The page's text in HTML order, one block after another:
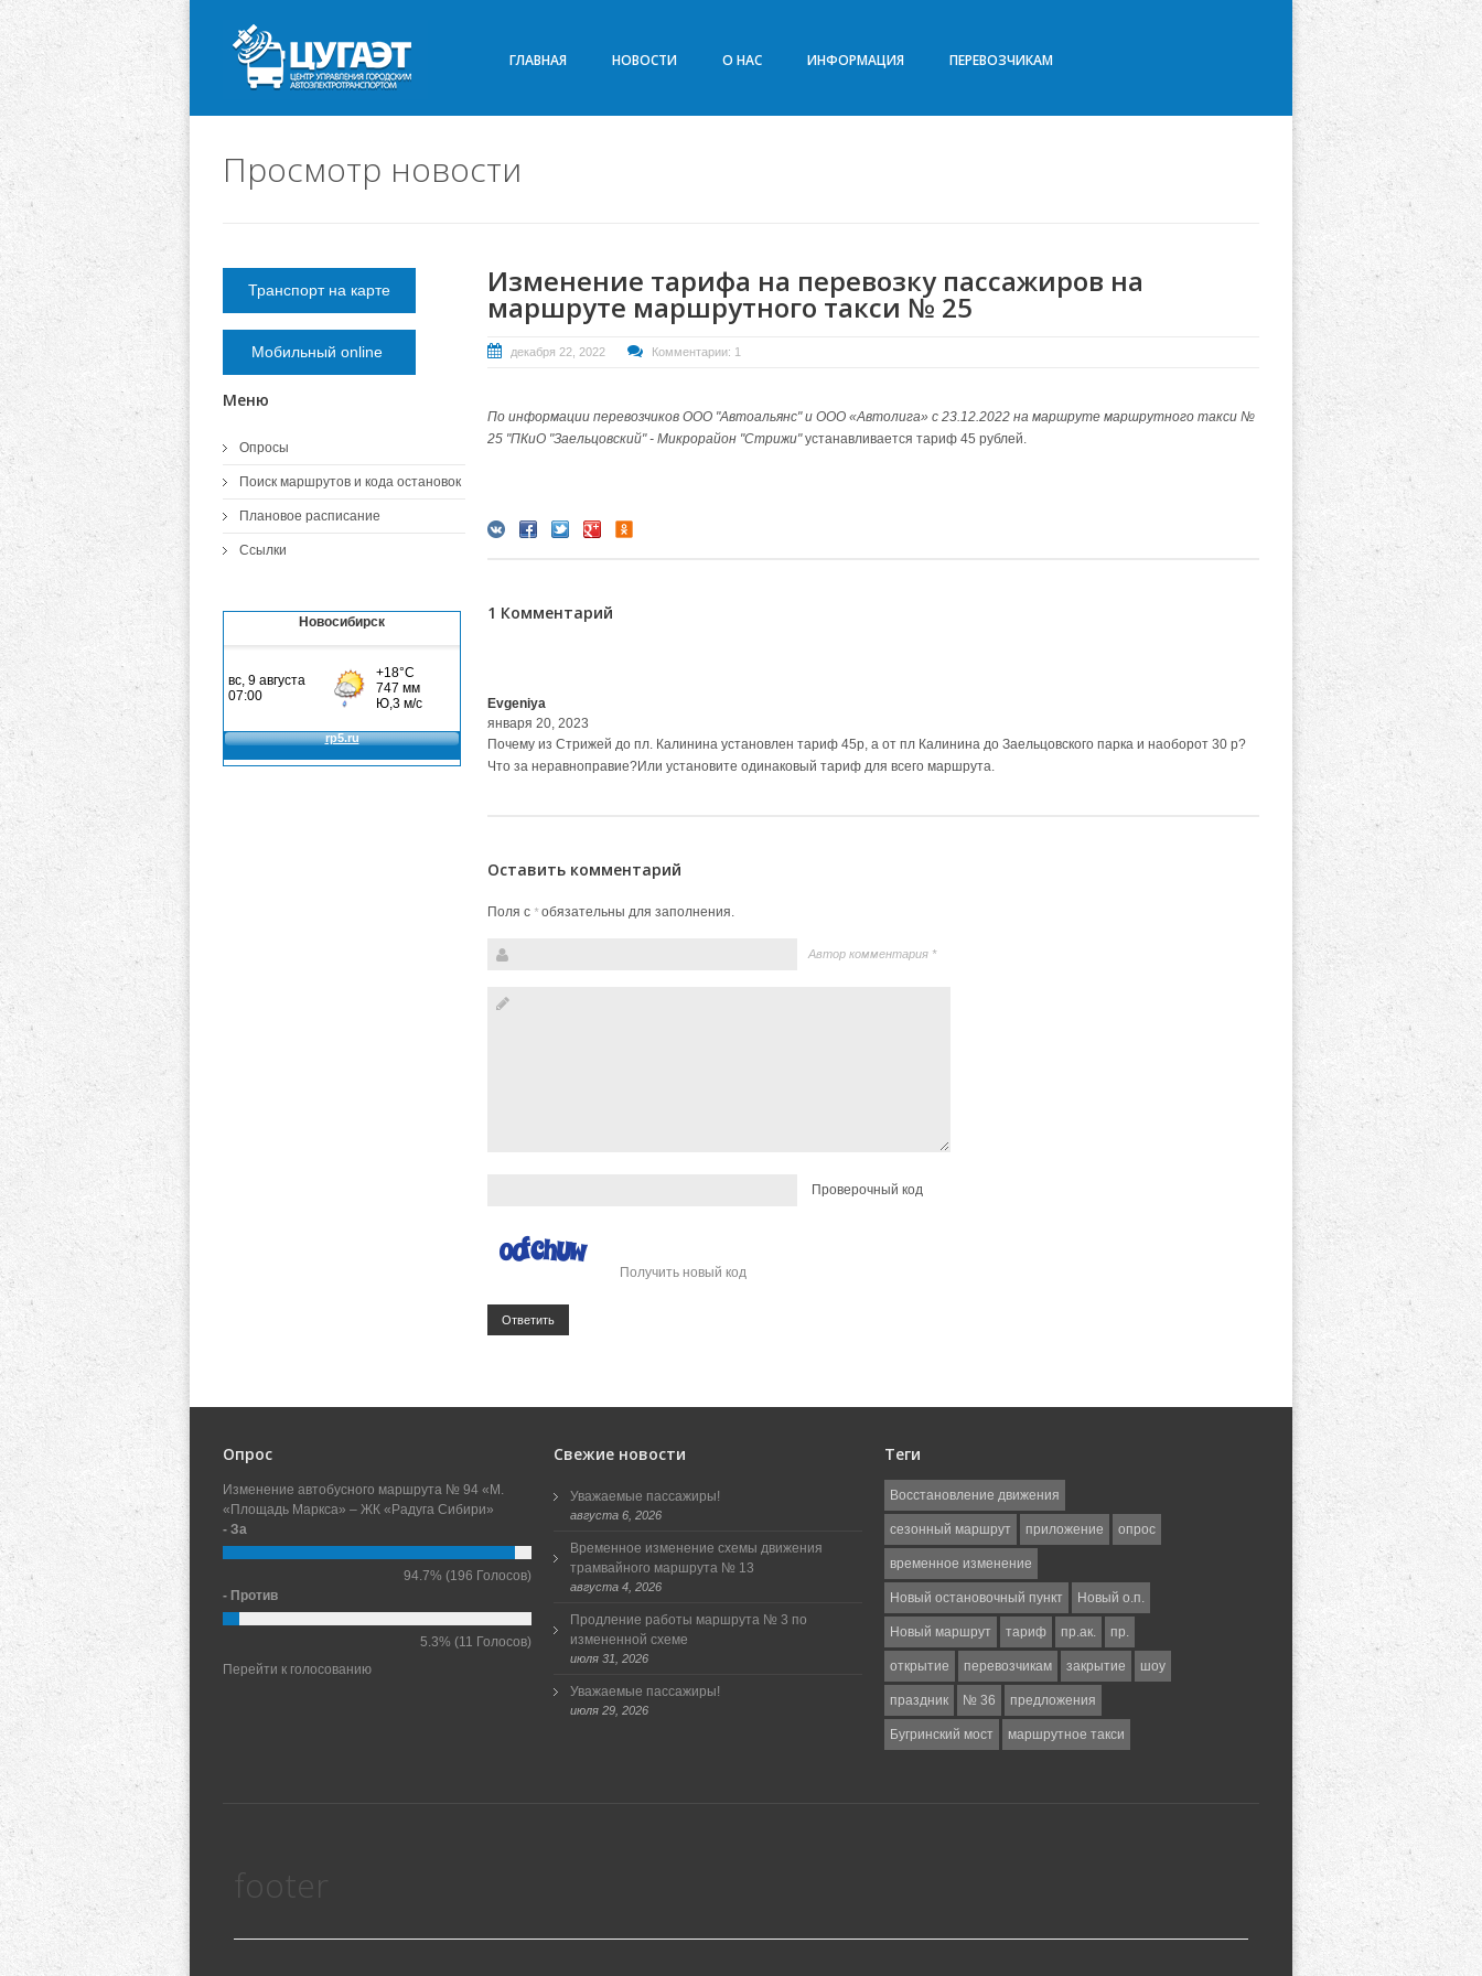
ГЛАВНАЯ НОВОСТИ О НАС ИНФОРМАЦИЯ ПЕРЕВОЗЧИКАМ
Просмотр новости
Изменение тарифа на перевозку пассажиров на
маршруте маршрутного такси № 25
декабря 22, 2022 Комментарии: 1
По информации перевозчиков ООО "Автоальянс" и ООО «Автолига» с 23.12.2022 на маршруте маршрутного такси №
25 "ПКиО "Заельцовский" - Микрорайон "Стрижи"устанавливается тариф 45 рублей.
1 Комментарий
Evgeniya
января 20, 2023
Почему из Стрижей до пл. Калинина установлен тариф 45р, а от пл Калинина до Заельцовского парка и наоборот 30 р?
Что за неравноправие?Или установите одинаковый тариф для всего маршрута.
Оставить комментарий
Поля с *обязательны для заполнения.
Автор комментария *
Проверочный код
Получить новый код
Ответить
Транспорт на карте
Мобильный online
Меню
Опросы
Поиск маршрутов и кода остановок
Плановое расписание
Ссылки
Новосибирск
Опрос
Изменение автобусного маршрута № 94 «М.
«Площадь Маркса» – ЖК «Радуга Сибири»
- За
94.7% (196 Голосов)
- Против
5.3% (11 Голосов)
Перейти к голосованию
Свежие новости
Уважаемые пассажиры!
августа 6, 2026
Временное изменение схемы движения
трамвайного маршрута № 13
августа 4, 2026
Продление работы маршрута № 3 по
измененной схеме
июля 31, 2026
Уважаемые пассажиры!
июля 29, 2026
Теги
Восстановление движения
сезонный маршрут приложение опрос
временное изменение
Новый остановочный пункт Новый о.п.
Новый маршрут тариф пр.ак. пр.
открытие перевозчикам закрытие шоу
праздник № 36 предложения
Бугринский мост маршрутное такси
footer